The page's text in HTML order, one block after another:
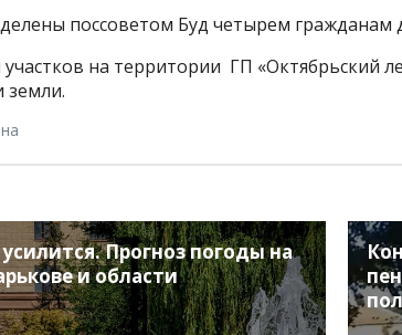
поссоветом Буд четырем гражданам
на территории ГП «Октябрьский
земли.
Прогноз погоды на
и области
Facebook
TwitterYoutube